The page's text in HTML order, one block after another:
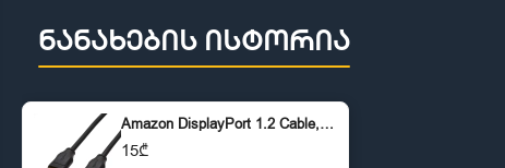
ნანახების ისტორია
Amazon DisplayPort 1.2 Cable, 4K@60Hz, 2K@165Hz,
15₾